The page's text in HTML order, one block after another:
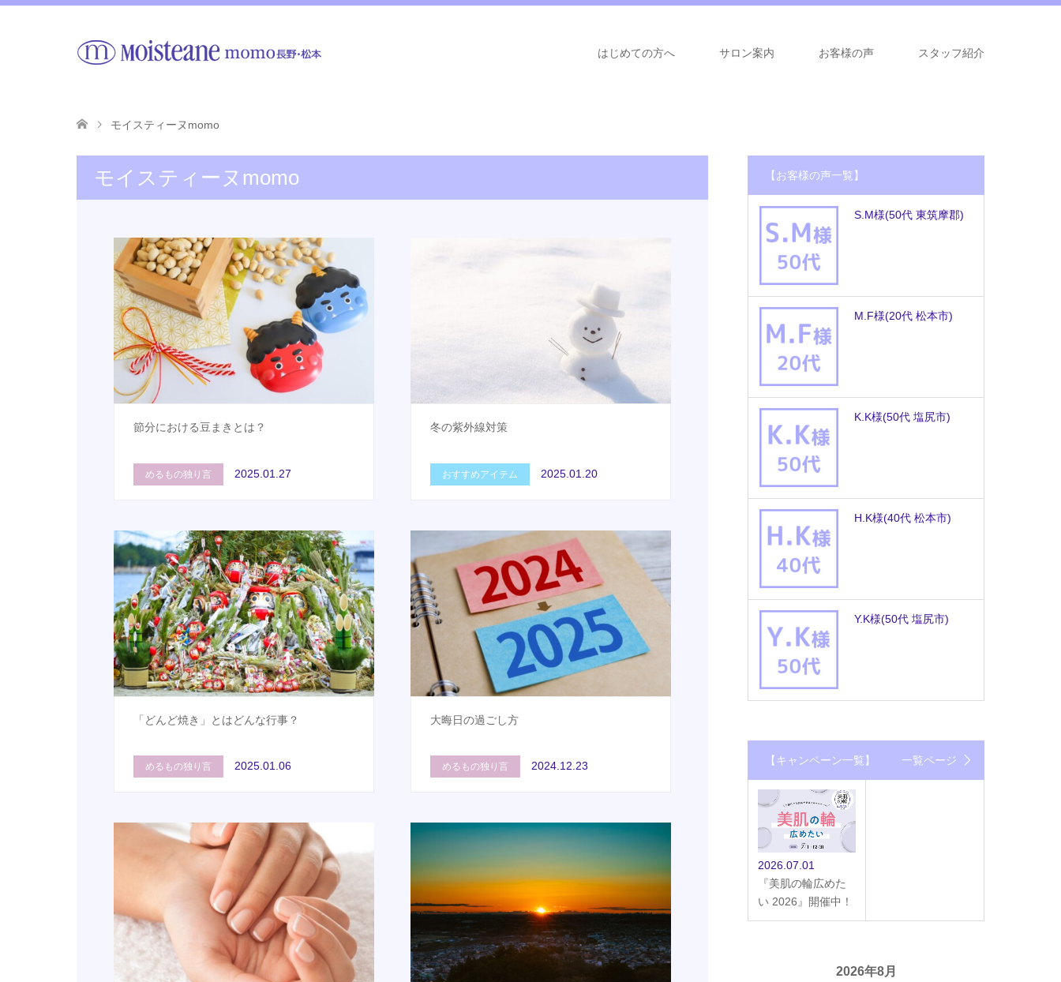
はじめての方へ サロン案内 お客様の声 スタッフ紹介
モイスティーヌmomo
モイスティーヌmomo
節分における豆まきとは？
めるもの独り言 2025.01.27
冬の紫外線対策
おすすめアイテム 2025.01.20
「どんど焼き」とはどんな行事？
めるもの独り言 2025.01.06
大晦日の過ごし方
めるもの独り言 2024.12.23
【お客様の声一覧】
S.M様(50代 東筑摩郡)
M.F様(20代 松本市)
K.K様(50代 塩尻市)
H.K様(40代 松本市)
Y.K様(50代 塩尻市)
【キャンペーン一覧】 一覧ページ
2026.07.01
『美肌の輪広めた
い 2026』開催中！
2026年8月